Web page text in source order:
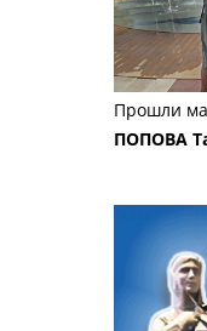
Прошли
ПОПОВА